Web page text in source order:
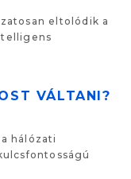
eltolódik a
VÁLTANI?
hálózati